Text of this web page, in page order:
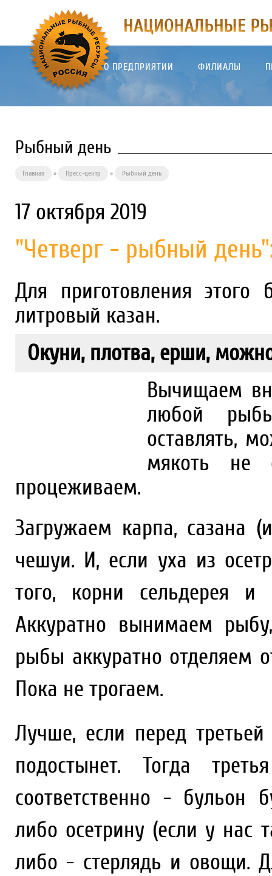
О ПРЕДПРИЯТИИ ФИЛИАЛЫ
Рыбный день
Главная » Пресс-центр » Рыбный день
17 октября 2019
"Четверг - рыбный
Для приготовления
литровый казан.
Окуни, плотва, ерши,
Вычищаем
любой
оставлять,
мякоть не
процеживаем.
Загружаем карпа, сазана
чешуи. И, если уха из
того, корни сельдерея
Аккуратно вынимаем
рыбы аккуратно отделяем
Пока не трогаем.
Лучше, если перед
подостынет. Тогда
соответственно - бульон
либо осетрину (если у нас
либо - стерлядь и овощи.